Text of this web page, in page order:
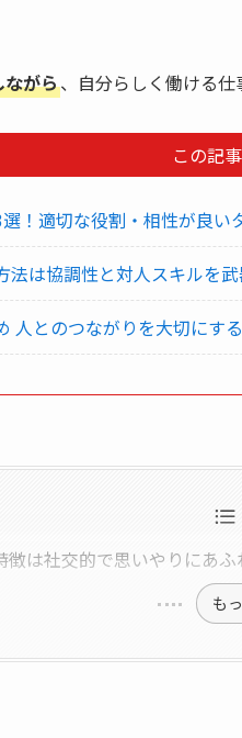
ながら、自分らしく働ける仕
この記
！適切な役割・相性が良い
法は協調性と対人スキルを
人とのつながりを大切にす
徴は社交的で思いやりにあふ
も